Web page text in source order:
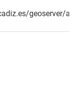
geoserver/